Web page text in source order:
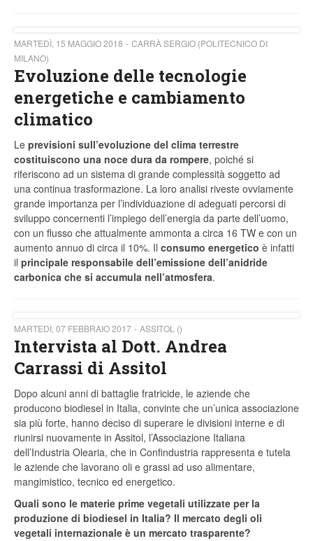
MARTEDÌ, 15 MAGGIO 2018
CARRÀ SERGIO (POLITECNICO DI
MILANO)
Evoluzione delle tecnologie
energetiche e cambiamento
climatico
Le previsioni sull’evoluzione del clima terrestre
costituiscono una noce dura da rompere, poiché si
riferiscono ad un sistema di grande complessità soggetto ad
una continua trasformazione. La loro analisi riveste ovviamente
grande importanza per l’individuazione di adeguati percorsi di
sviluppo concernenti l’impiego dell’energia da parte dell’uomo,
con un flusso che attualmente ammonta a circa 16 TW e con un
aumento annuo di circa il 10%. Il consumo energetico è infatti
il principale responsabile dell’emissione dell’anidride
carbonica che si accumula nell’atmosfera.
MARTEDÌ, 07 FEBBRAIO 2017 ASSITOL ()
Intervista al Dott. Andrea
Carrassi di Assitol
Dopo alcuni anni di battaglie fratricide, le aziende che
producono biodiesel in Italia, convinte che un’unica associazione
sia più forte, hanno deciso di superare le divisioni interne e di
riunirsi nuovamente in Assitol, l’Associazione Italiana
dell’Industria Olearia, che in Confindustria rappresenta e tutela
le aziende che lavorano oli e grassi ad uso alimentare,
mangimistico, tecnico ed energetico.
Quali sono le materie prime vegetali utilizzate per la
produzione di biodiesel in Italia? Il mercato degli oli
vegetali internazionale è un mercato trasparente?